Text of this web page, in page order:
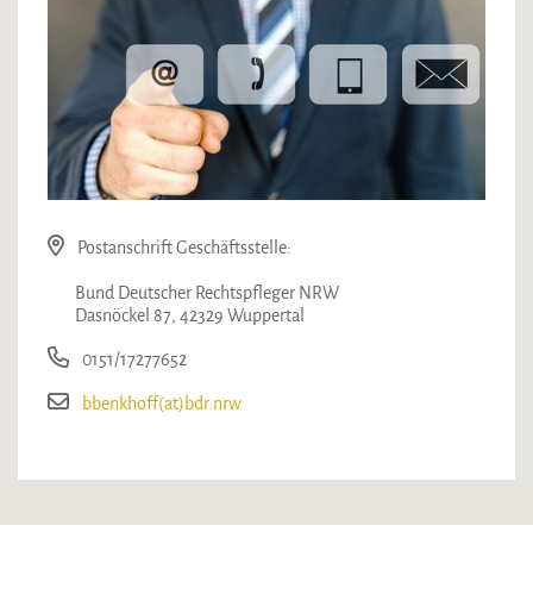
Postanschrift Geschäftsstelle:
Bund Deutscher Rechtspfleger NRW
Dasnöckel 87, 42329 Wuppertal
0151/17277652
bbenkhoff(at)bdr.nrw